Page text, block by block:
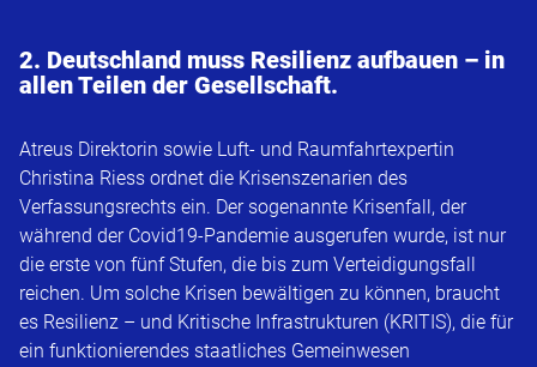
2. Deutschland muss Resilienz aufbauen – in
allen Teilen der Gesellschaft.
Atreus Direktorin sowie Luft- und Raumfahrtexpertin
Christina Riess ordnet die Krisenszenarien des
Verfassungsrechts ein. Der sogenannte Krisenfall, der
während der Covid19-Pandemie ausgerufen wurde, ist nur
die erste von fünf Stufen, die bis zum Verteidigungsfall
reichen. Um solche Krisen bewältigen zu können, braucht
es Resilienz – und Kritische Infrastrukturen (KRITIS), die für
ein funktionierendes staatliches Gemeinwesen